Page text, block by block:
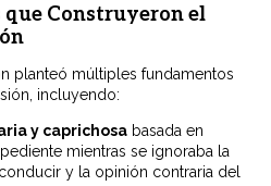
Construyeron el
planteó múltiples fundamentos
incluyendo:
y caprichosa basada en
mientras se ignoraba la
y la opinión contraria del